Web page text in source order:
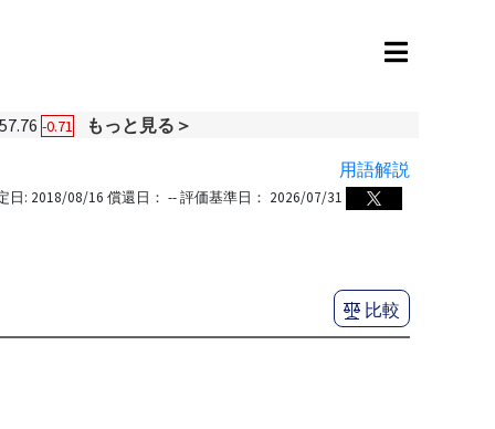
-0.71
もっと見る＞
用語解説
日: 2018/08/16 償還日： -- 評価基準日： 2026/07/31
比較